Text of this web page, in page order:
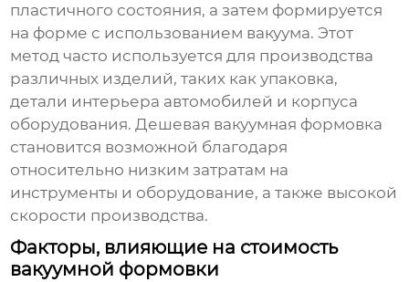
пластичного состояния, а затем формируется
на форме с использованием вакуума. Этот
метод часто используется для производства
различных изделий, таких как упаковка,
детали интерьера автомобилей и корпуса
оборудования.Дешевая вакуумная формовка
становится возможной благодаря
относительно низким затратам на
инструменты и оборудование, а также высокой
скорости производства.
Факторы, влияющие на стоимость
вакуумной формовки